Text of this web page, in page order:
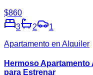
$860
3
2
1
Apartamento en Alquiler
Hermoso
para Estrenar